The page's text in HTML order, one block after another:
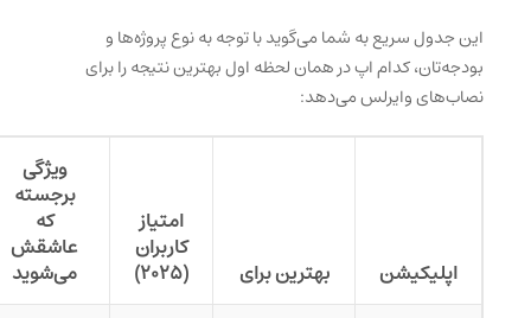
این جدول سریع به شما می‌گوید با توجه به نوع پروژه‌ها و
بودجه‌تان، کدام اپ در همان لحظه اول بهترین نتیجه را برای
نصاب‌های وایرلس می‌دهد:
اپلیکیشن بهترین برای
امتیاز
کاربران
(۲۰۲۵)
ویژگی
برجسته
که
عاشقش
می‌شوید